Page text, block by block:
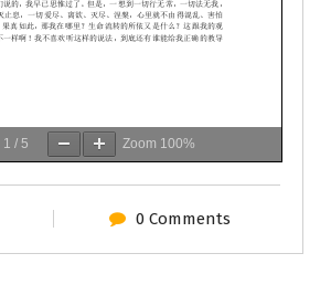
1 / 5 Zoom 100%
0 Comments